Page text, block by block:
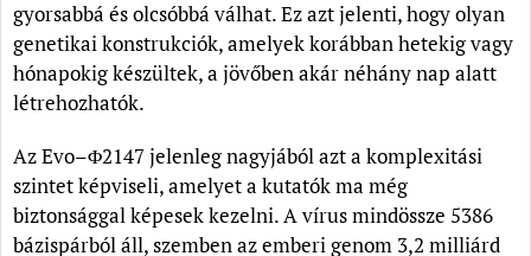
gyorsabbá és olcsóbbá válhat. Ez azt jelenti, hogy olyan
genetikai konstrukciók, amelyek korábban hetekig vagy
hónapokig készültek, a jövőben akár néhány nap alatt
létrehozhatók.
Az Evo–Φ2147 jelenleg nagyjából azt a komplexitási
szintet képviseli, amelyet a kutatók ma még
biztonsággal képesek kezelni. A vírus mindössze 5386
bázispárból áll, szemben az emberi genom 3,2 milliárd